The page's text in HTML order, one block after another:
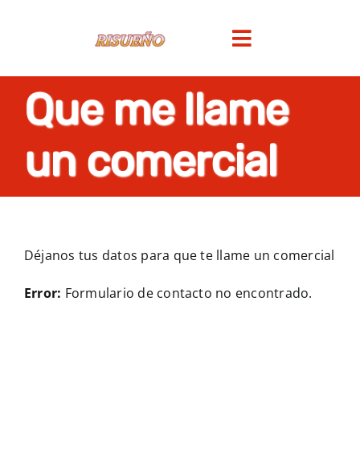
Toggle
Navigation
INICIO
SERVICIOS
GALERIA
Que me llame
un comercial
Déjanos tus datos para que te llame un comercial
Error: Formulario de contacto no encontrado.